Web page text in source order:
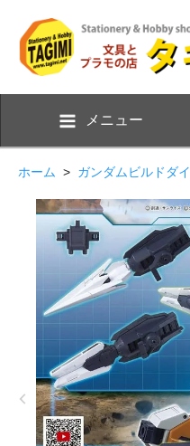
メニュー
ホーム > ガンダムビルドダ